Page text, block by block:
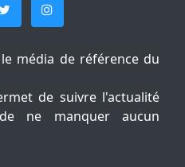
média de référence du
de suivre l'actualité
ne manquer aucun